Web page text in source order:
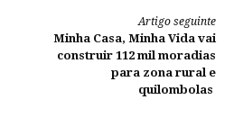
Artigo seguinte
Minha Casa, Minha Vida vai
construir 112 mil moradias
para zona rural e
quilombolas